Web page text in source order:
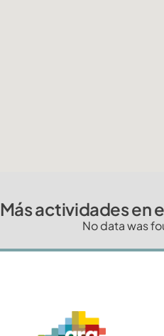
Más actividades en
No data was